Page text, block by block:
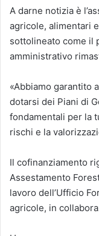
A darne notizia è
agricole, alimentari
sottolineato come il
amministrativo
«Abbiamo garantito
dotarsi dei Piani di
fondamentali per la
rischi e la
Il cofinanziamento
Assestamento
lavoro dell’Ufficio
agricole, in